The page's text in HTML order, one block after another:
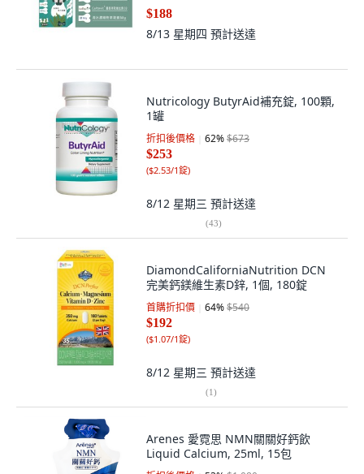
$188
8/13 星期四 預計送達
Nutricology ButyrAid補充錠, 100顆,
1罐
折扣後價格 62%$673
$253
($2.53/1錠)
8/12 星期三 預計送達
(43)
DiamondCaliforniaNutrition DCN
完美鈣鎂維生素D鋅, 1個, 180錠
首購折扣價 64%$540
$192
($1.07/1錠)
8/12 星期三 預計送達
(1)
Arenes 愛霓思 NMN關關好鈣飲
Liquid Calcium, 25ml, 15包